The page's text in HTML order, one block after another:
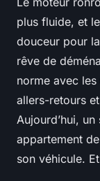
plus fluide, et
douceur pour
rêve de
norme avec
allers-retours
Aujourd’hui,
appartement
son véhicule.